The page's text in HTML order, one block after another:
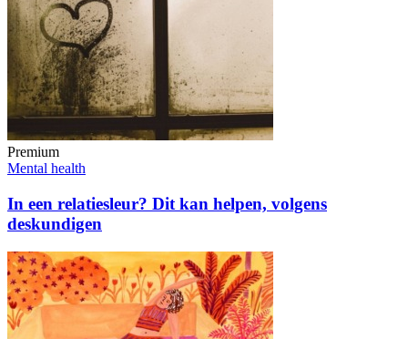
Premium
Mental health
In een relatiesleur? Dit kan helpen, volgens
deskundigen